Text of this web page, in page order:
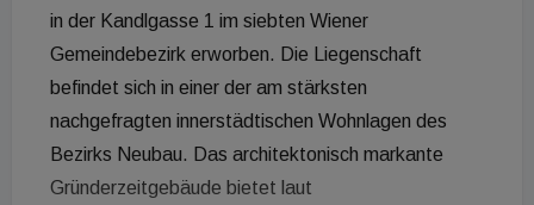
in der Kandlgasse 1 im siebten Wiener
Gemeindebezirk erworben. Die Liegenschaft
befindet sich in einer der am stärksten
nachgefragten innerstädtischen Wohnlagen des
Bezirks Neubau. Das architektonisch markante
Gründerzeitgebäude bietet laut